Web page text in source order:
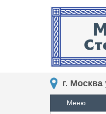
г.
Меню